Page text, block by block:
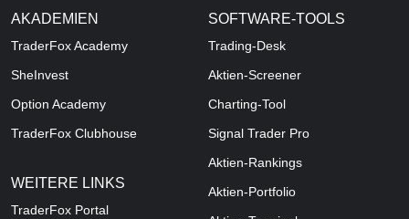
AKADEMIEN
TraderFox Academy
SheInvest
Option Academy
TraderFox Clubhouse
WEITERE LINKS
TraderFox Portal
SOFTWARE-TOOLS
Trading-Desk
Aktien-Screener
Charting-Tool
Signal Trader Pro
Aktien-Rankings
Aktien-Portfolio